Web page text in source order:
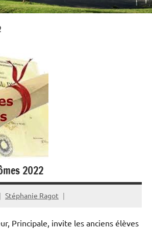
2022
Stéphanie Ragot
Principale, invite les anciens élèves